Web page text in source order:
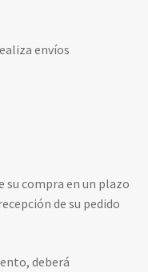
envíos
su compra en un plazo
de su pedido
deberá